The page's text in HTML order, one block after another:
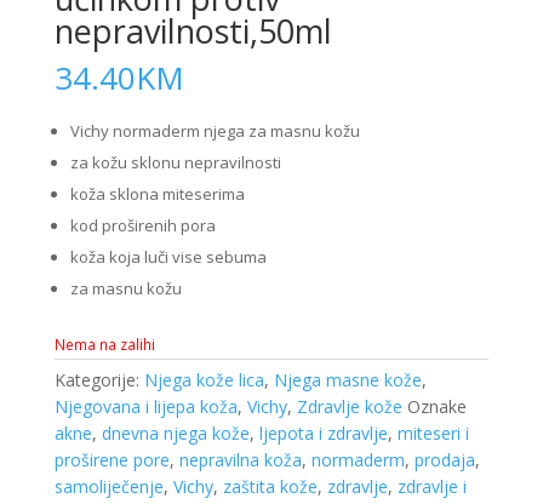
nepravilnosti,50ml
34.40KM
Vichy normaderm njega za masnu kožu
za kožu sklonu nepravilnosti
koža sklona miteserima
kod proširenih pora
koža koja luči vise sebuma
za masnu kožu
Nema na zalihi
Kategorije: Njega kože lica, Njega masne kože,
Njegovana i lijepa koža, Vichy, Zdravlje kože Oznake
akne, dnevna njega kože, ljepota i zdravlje, miteseri i
proširene pore, nepravilna koža, normaderm, prodaja,
samoliječenje, Vichy, zaštita kože, zdravlje, zdravlje i